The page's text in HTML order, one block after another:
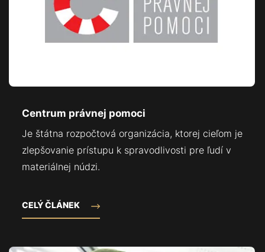
Centrum právnej pomoci
Je štátna rozpočtová organizácia, ktorej cieľom je
zlepšovanie prístupu k spravodlivosti pre ľudí v
materiálnej núdzi.
CELÝ ČLÁNEK